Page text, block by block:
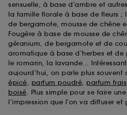
sensuelle, à base d’ambre et
la famille florale à base de fleurs ;
de bergamote, mousse de chêne
Fougère à base de mousse de
géranium, de bergamote et de
aromatique à base d’herbes et
le romarin, la lavande...
aujourd’hui, on parle plus souvent
épicé, parfum poudré, parfum frais
boisé. Plus simple pour se faire
l’impression que l’on va diffuser et